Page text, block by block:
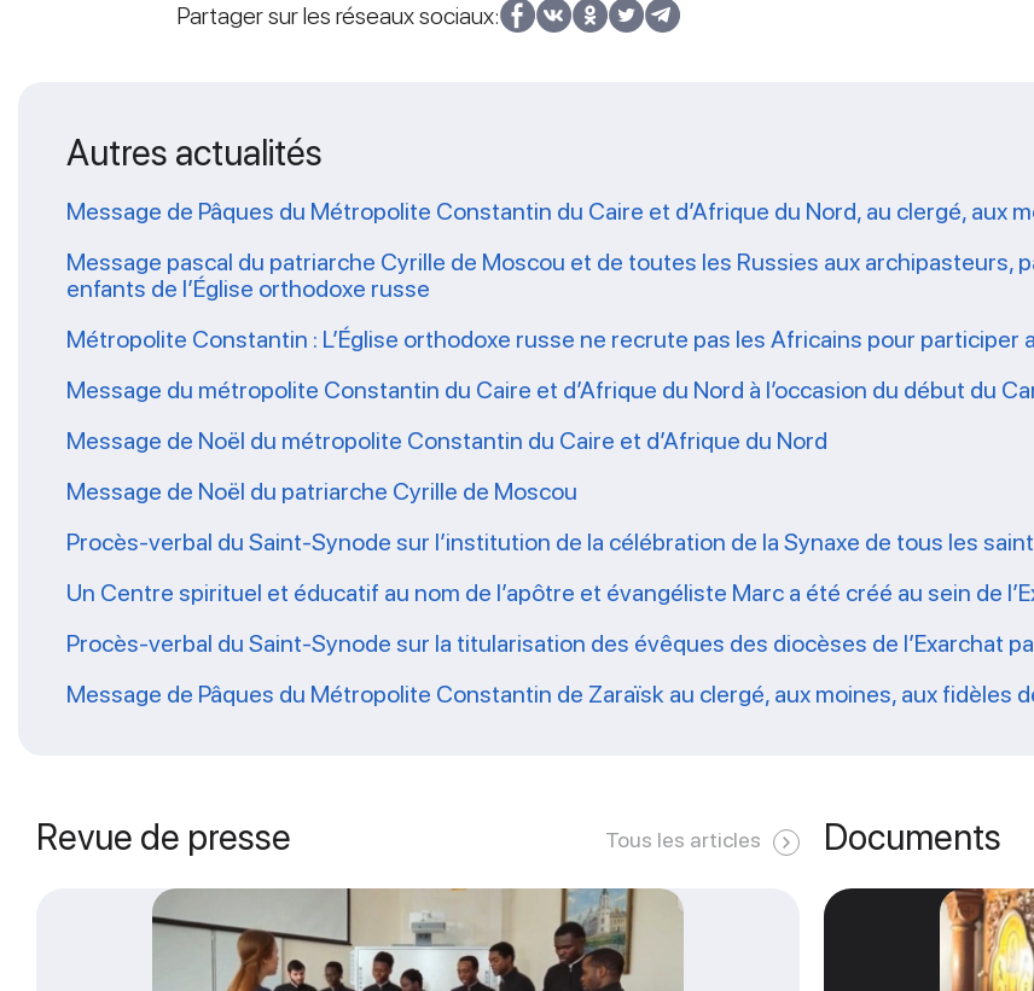
Partager sur les réseaux sociaux:
Autres actualités
Message de Pâques du Métropolite Constantin du Caire et d’Afrique du Nord, au clergé, aux
Message pascal du patriarche Cyrille de Moscou et de toutes les Russies aux archipasteurs,
enfants de l’Église orthodoxe russe
Métropolite Constantin : L’Église orthodoxe russe ne recrute pas les Africains pour participer
Message du métropolite Constantin du Caire et d’Afrique du Nord à l’occasion du début du
Message de Noël du métropolite Constantin du Caire et d’Afrique du Nord
Message de Noël du patriarche Cyrille de Moscou
Procès-verbal du Saint-Synode sur l’institution de la célébration de la Synaxe de tous les
Un Centre spirituel et éducatif au nom de l’apôtre et évangéliste Marc a été créé au sein de
Procès-verbal du Saint-Synode sur la titularisation des évêques des diocèses de l’Exarchat
Message de Pâques du Métropolite Constantin de Zaraïsk au clergé, aux moines, aux fidèles
Revue de presse Tous les articles Documents